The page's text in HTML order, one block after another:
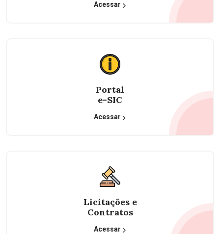
Acessar
Portal
e-SIC
Acessar
Licitações e
Contratos
Acessar